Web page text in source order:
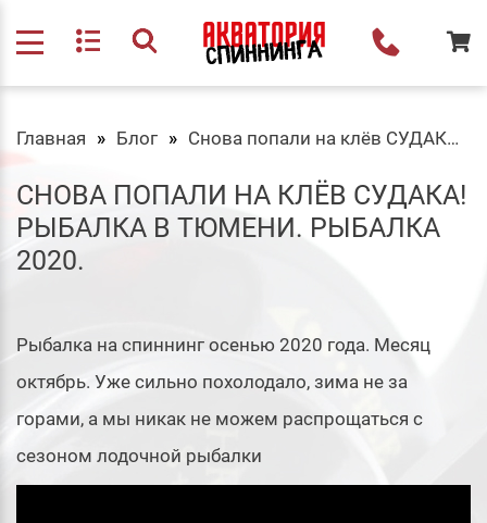
Главная Блог Снова попали на клёв СУДАКА! Рыбалка в Тюмени. Рыбалка 2020.
СНОВА ПОПАЛИ НА КЛЁВ СУДАКА!
РЫБАЛКА В ТЮМЕНИ. РЫБАЛКА
2020.
Рыбалка на спиннинг осенью 2020 года. Месяц
октябрь. Уже сильно похолодало, зима не за
горами, а мы никак не можем распрощаться с
сезоном лодочной рыбалки